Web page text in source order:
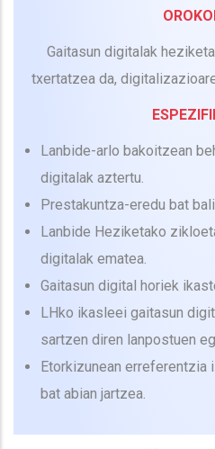
Gaitasun digitalak
txertatzea da,
Lanbide-arlo bakoitzean
digitalak aztertu.
Prestakuntza-eredu bat
Lanbide Heziketako
digitalak ematea.
Gaitasun digital horiek
LHko ikasleei gaitasun
sartzen diren lanpostuen
Etorkizunean erreferentzia
bat abian jartzea.